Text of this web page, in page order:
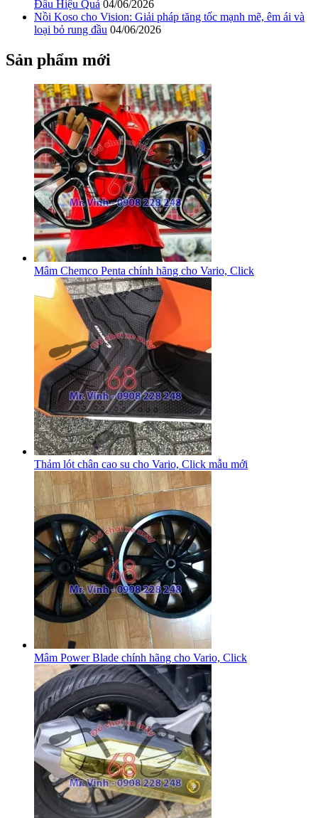
Đầu Hiệu Quả 04/06/2026
Nồi Koso cho Vision: Giải pháp tăng tốc mạnh mẽ, êm ái và
loại bỏ rung đầu 04/06/2026
Sản phẩm mới
Mâm Chemco Penta chính hãng cho Vario, Click
Thảm lót chân cao su cho Vario, Click mẫu mới
Mâm Power Blade chính hãng cho Vario, Click